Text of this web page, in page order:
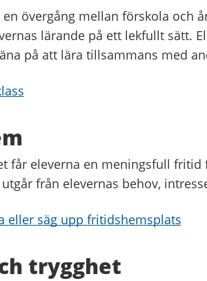
en övergång mellan förskola och
lärande på ett lekfullt sätt.
på att lära tillsammans med
får eleverna en meningsfull fritid
från elevernas behov,
eller säg upp fritidshemsplats
trygghet